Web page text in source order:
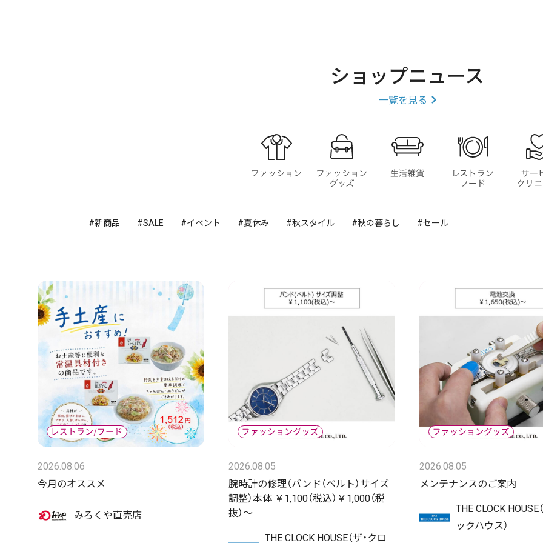
ショップニュース
一覧を見る
ファッション ファッショングッズ生活雑貨 レストラ
#新商品 #SALE #イベント #夏休み #秋スタイル #秋の暮らし #セール
2026.08.06
今月のオススメ
みろくや直売店
2026.08.05
腕時計の修理（バンド（ベルト）サイズ
調整）本体 ￥1,100（税込）￥1,000（税
抜）～
THE CLOCK HOUSE（ザ・クロ
2026.08.05
メンテナンスのご案内
THE CLOCK HOUSE
ックハウス）